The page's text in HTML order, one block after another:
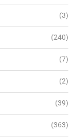
(3)
(240)
(7)
(2)
(39)
(363)